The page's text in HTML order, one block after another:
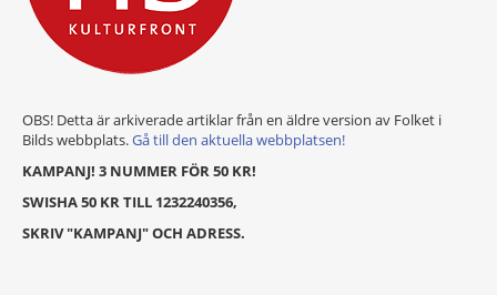
OBS! Detta är arkiverade artiklar från en äldre version av Folket i
Bilds webbplats.Gå till den aktuella webbplatsen!
KAMPANJ! 3 NUMMER FÖR 50 KR!
SWISHA 50 KR TILL 1232240356,
SKRIV "KAMPANJ" OCH ADRESS.